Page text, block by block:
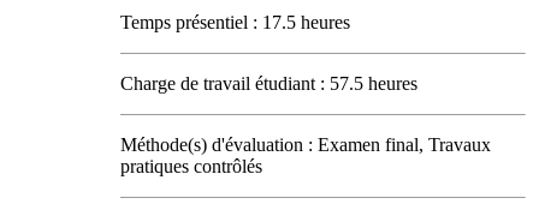
Temps présentiel : 17.5 heures
Charge de travail étudiant : 57.5 heures
Méthode(s) d'évaluation : Examen final, Travaux
pratiques contrôlés